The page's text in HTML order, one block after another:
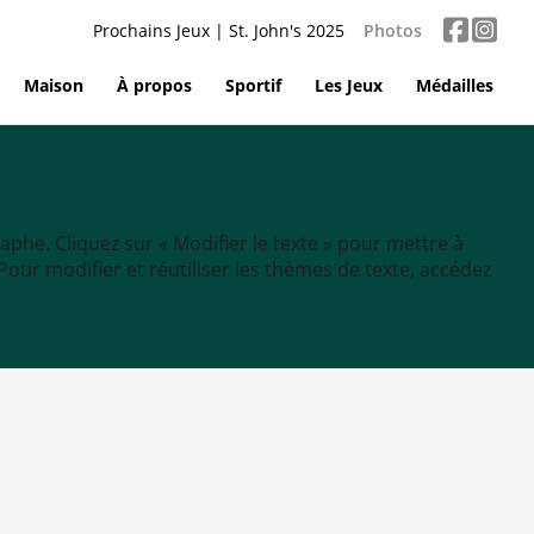
Prochains Jeux | St. John's 2025 Photos
Maison À propos Sportif Les Jeux Médailles
Cliquez sur « Modifier le texte » pour mettre à
modifier et réutiliser les thèmes de texte, accédez